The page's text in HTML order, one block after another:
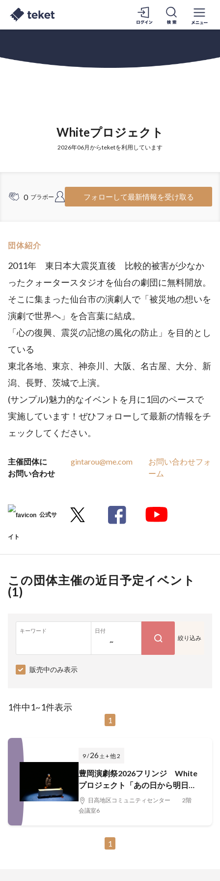
Whiteプロジェクト
2026年06月からteketを利用しています
0 ブラボー フォロワー
フォローして最新情報を受け取る
団体紹介
2011年 東日本大震災直後 比較的被害が少なか
ったクォータースタジオを仙台の劇団に無料開放。
そこに集まった仙台市の演劇人で「被災地の想いを
演劇で世界へ」を合言葉に結成。
「心の復興、震災の記憶の風化の防止」を目的とし
ている
東北各地、東京、神奈川、大阪、名古屋、大分、新
潟、長野、茨城で上演。
(サンプル)魅力的なイベントを月に1回のペースで
実施しています！ぜひフォローして最新の情報をチ
ェックしてください。
主催団体に
お問い合わせ
gintarou@me.com
お問い合わせフォ
ーム
公式サ
イト
この団体主催の近日予定イベント
(1)
キーワード 日付
~ 絞り込み
販売中のみ表示
1件中1~1件表示
1
9 /26 土 + 他 2
豊岡演劇祭2026フリンジ White
プロジェクト「あの日から明日
へ」日高地区コミュニティセンター 2階
会議室6
1